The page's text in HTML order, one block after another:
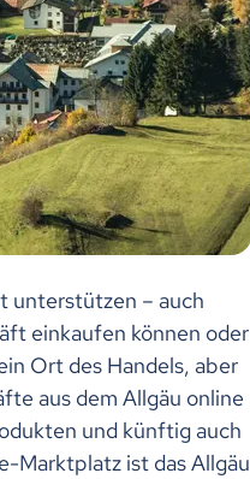
unterstützen – auch
einkaufen können oder
Ort des Handels, aber
aus dem Allgäu online
und künftig auch
Marktplatz ist das Allgäu